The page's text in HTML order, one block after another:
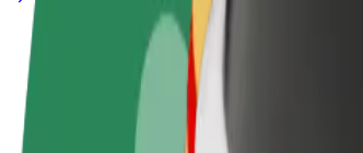
Ilmoita ongelmasta
Usein kysytyt kysymykset